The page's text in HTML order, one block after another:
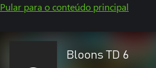
Pular para o conteúdo principal
Bloons TD 6